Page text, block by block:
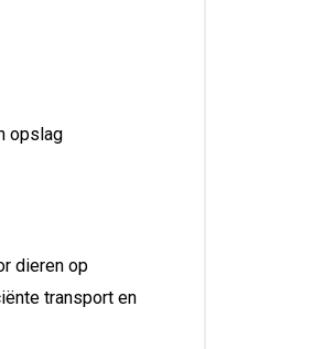
opslag
dieren op
transport en